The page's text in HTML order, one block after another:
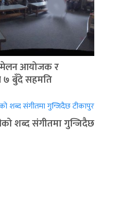
आयोजक र
७ बुँदे सहमति
शब्द संगीतमा गुन्जिदैछ